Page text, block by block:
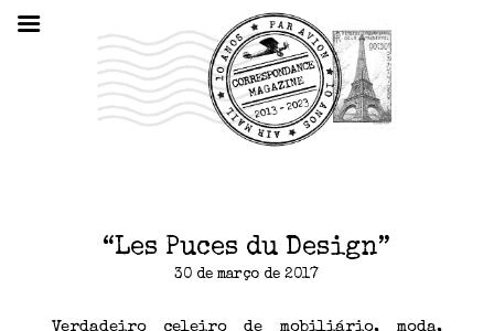
“Les Puces du Design”
30 de março de 2017
Verdadeiro celeiro de mobiliário, moda,